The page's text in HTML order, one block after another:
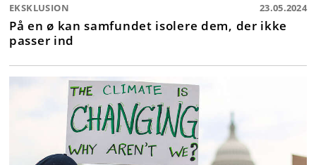
EKSKLUSION 23.05.2024
På en ø kan samfundet isolere dem, der ikke
passer ind